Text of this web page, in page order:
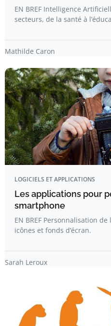
EN BREF Intelligence
secteurs, de la santé à
Mathilde Caron
LOGICIELS ET APPLICATIONS
Les applications pour
smartphone
EN BREF Personnalisation
icônes et fonds d’écran.
Sarah Leroux